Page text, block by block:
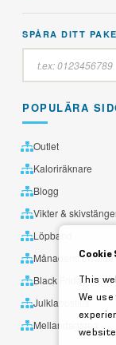
SPÅRA DITT
POPULÄRA
Outlet
Kaloriräknare
Blogg
Vikter &
Löpband
Månadens utvalda
Black Friday
Julklappstips
Mellandagsrea
This
We